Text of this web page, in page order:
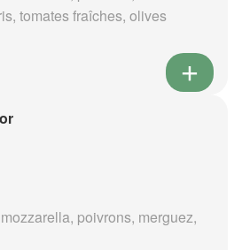
tomates fraîches, olives
poivrons, merguez,